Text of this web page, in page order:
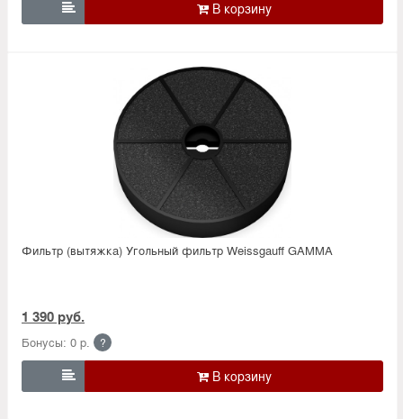

Фильтр (вытяжка) Угольный фильтр Weissgauff GAMMA
1 390 руб.
Бонусы: 0 р. ?
